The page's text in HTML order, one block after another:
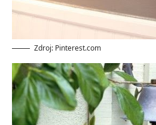
Zdroj: Pinterest.com